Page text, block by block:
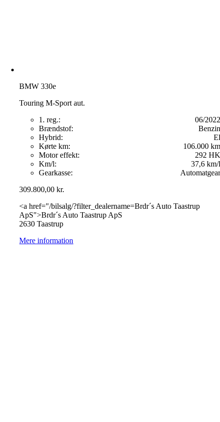
BMW 330e
Touring M-Sport aut.
1. reg.:
06/2022
Brændstof:
Benzin
Hybrid:
El
Kørte km:
106.000 km
Motor effekt:
292 HK
Km/l:
37,6 km/l
Gearkasse:
Automatgear
309.800,00kr.
<a href="/bilsalg/?filter_dealername=Brdr´s Auto Taastrup
ApS">Brdr´s Auto Taastrup ApS
2630 Taastrup
Mere information